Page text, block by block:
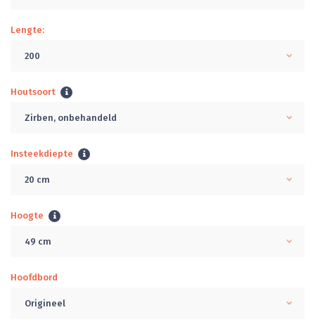
Lengte:
200
Houtsoort
Zirben, onbehandeld
Insteekdiepte
20 cm
Hoogte
49 cm
Hoofdbord
Origineel